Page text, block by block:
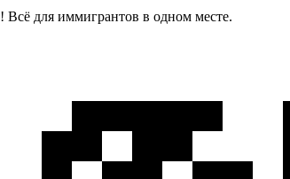
для иммигрантов в одном месте.